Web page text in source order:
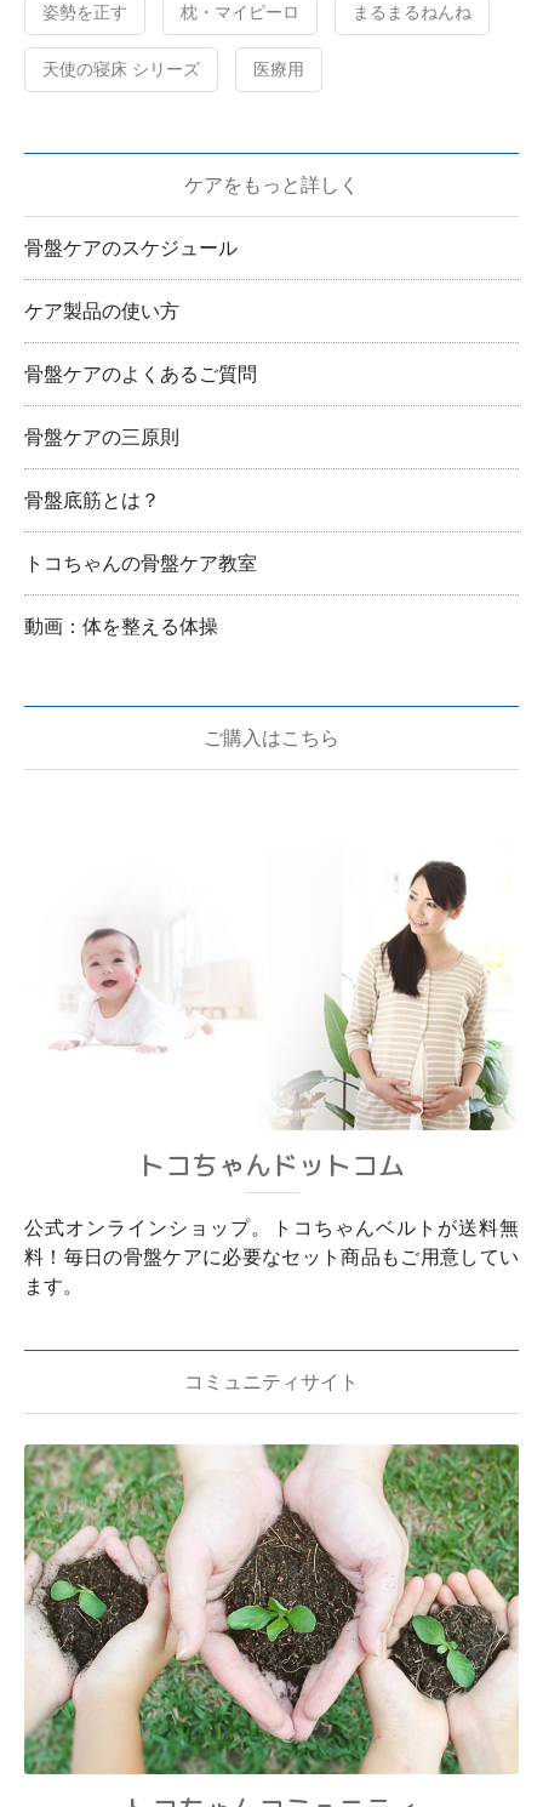
姿勢を正す 枕・マイピーロ まるまるねんね
天使の寝床 シリーズ 医療用
ケアをもっと詳しく
骨盤ケアのスケジュール
ケア製品の使い方
骨盤ケアのよくあるご質問
骨盤ケアの三原則
骨盤底筋とは？
トコちゃんの骨盤ケア教室
動画：体を整える体操
ご購入はこちら
トコちゃんドットコム
公式オンラインショップ。トコちゃんベルトが送料無
料！毎日の骨盤ケアに必要なセット商品もご用意してい
ます。
コミュニティサイト